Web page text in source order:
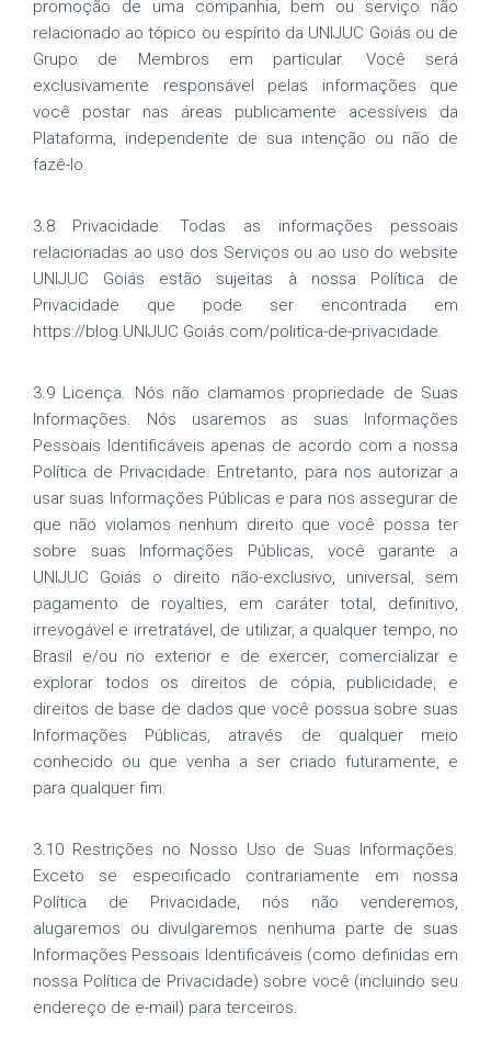
promoção de uma companhia, bem ou serviço não
relacionado ao tópico ou espírito da UNIJUC Goiás ou de
Grupo de Membros em particular. Você será
exclusivamente responsável pelas informações que
você postar nas áreas publicamente acessíveis da
Plataforma, independente de sua intenção ou não de
fazê-lo.
3.8 Privacidade: Todas as informações pessoais
relacionadas ao uso dos Serviços ou ao uso do website
UNIJUC Goiás estão sujeitas à nossa Política de
Privacidade que pode ser encontrada em
https://blog.UNIJUC Goiás.com/politica-de-privacidade.
3.9 Licença. Nós não clamamos propriedade de Suas
Informações. Nós usaremos as suas Informações
Pessoais Identificáveis apenas de acordo com a nossa
Política de Privacidade. Entretanto, para nos autorizar a
usar suas Informações Públicas e para nos assegurar de
que não violamos nenhum direito que você possa ter
sobre suas Informações Públicas, você garante a
UNIJUC Goiás o direito não-exclusivo, universal, sem
pagamento de royalties, em caráter total, definitivo,
irrevogável e irretratável, de utilizar, a qualquer tempo, no
Brasil e/ou no exterior e de exercer, comercializar e
explorar todos os direitos de cópia, publicidade, e
direitos de base de dados que você possua sobre suas
Informações Públicas, através de qualquer meio
conhecido ou que venha a ser criado futuramente, e
para qualquer fim.
3.10 Restrições no Nosso Uso de Suas Informações.
Exceto se especificado contrariamente em nossa
Política de Privacidade, nós não venderemos,
alugaremos ou divulgaremos nenhuma parte de suas
Informações Pessoais Identificáveis (como definidas em
nossa Política de Privacidade) sobre você (incluindo seu
endereço de e-mail) para terceiros.